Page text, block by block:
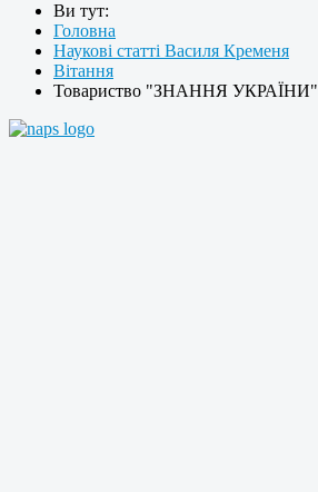
Ви тут:
Головна
Наукові статті Василя Кременя
Вітання
Товариство "ЗНАННЯ УКРАЇНИ"